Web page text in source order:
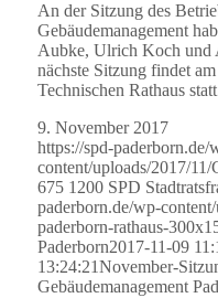
An der Sitzung des
Gebäudemanagement
Aubke, Ulrich Koch und
nächste Sitzung findet
Technischen Rathaus
9. November 2017
https://spd-paderborn.de/
content/uploads/2017/
675 1200 SPD
paderborn.de/wp-
paderborn-rathaus-
Paderborn2017-11-09
13:24:21November-
Gebäudemanagement